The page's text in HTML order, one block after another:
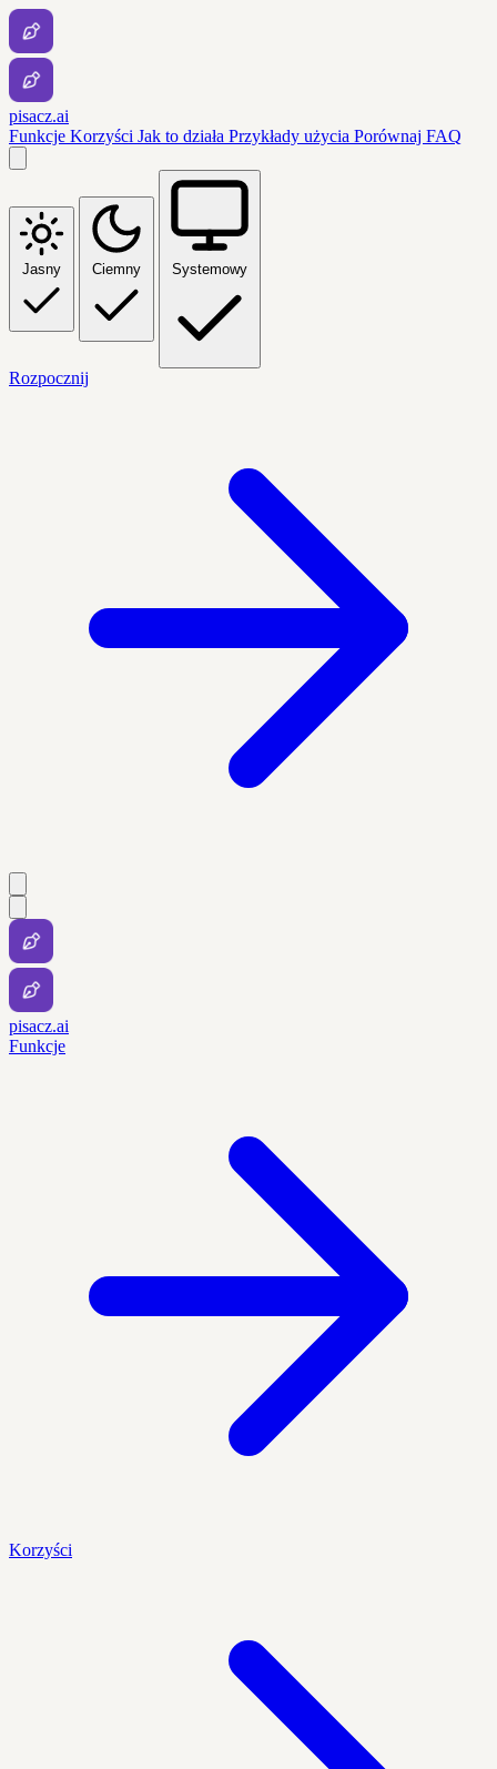
pisacz.ai
Funkcje Korzyści Jak to działa Przykłady użycia Porównaj FAQ
Jasny Ciemny Systemowy
Rozpocznij
pisacz.ai
Funkcje
Korzyści